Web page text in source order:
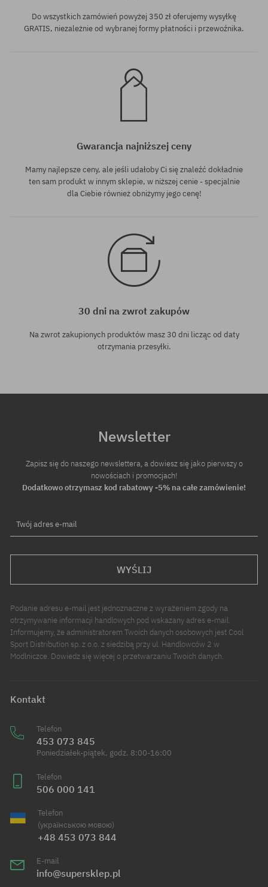
Do wszystkich zamówień powyżej 350 zł oferujemy wysyłkę
GRATIS, niezależnie od wybranej formy płatności i przewoźnika.
Gwarancja najniższej ceny
Mamy najlepsze ceny, ale jeśli udałoby Ci się znaleźć dokładnie
ten sam produkt w innym sklepie, w niższej cenie - specjalnie
dla Ciebie również obniżymy jego cenę!
30 dni na zwrot zakupów
Na zwrot zakupionych produktów masz 30 dni licząc od daty
otrzymania przesyłki.
Newsletter
Zapisz się do naszego newslettera, a dowiesz się jako pierwszy o
nowościach i promocjach!
Dodatkowo otrzymasz kod rabatowy -5% na całe zamówienie!
Twój adres e-mail
WYŚLIJ
Podanie adresu e-mail jest jednoznaczne z wyrażeniem zgody na
otrzymywanie informacji handlowych pod wskazany adres e-mail.
Informujemy, że administratorem Twoich danych osobowych jest Cool
Sport Distribution sp. z o.o. z siedzibą przy ul. Handlowców 2 w
Modlniczce. Dowiedz się więcej o przetwarzaniu Twoich danych.
Kontakt
Telefon
453 073 845
Poniedziałek-piątek, godz. 8:00-16:00
Telefon
506 000 141
Telefon
(українською мовою)
+48 453 073 844
E-mail
info@supersklep.pl